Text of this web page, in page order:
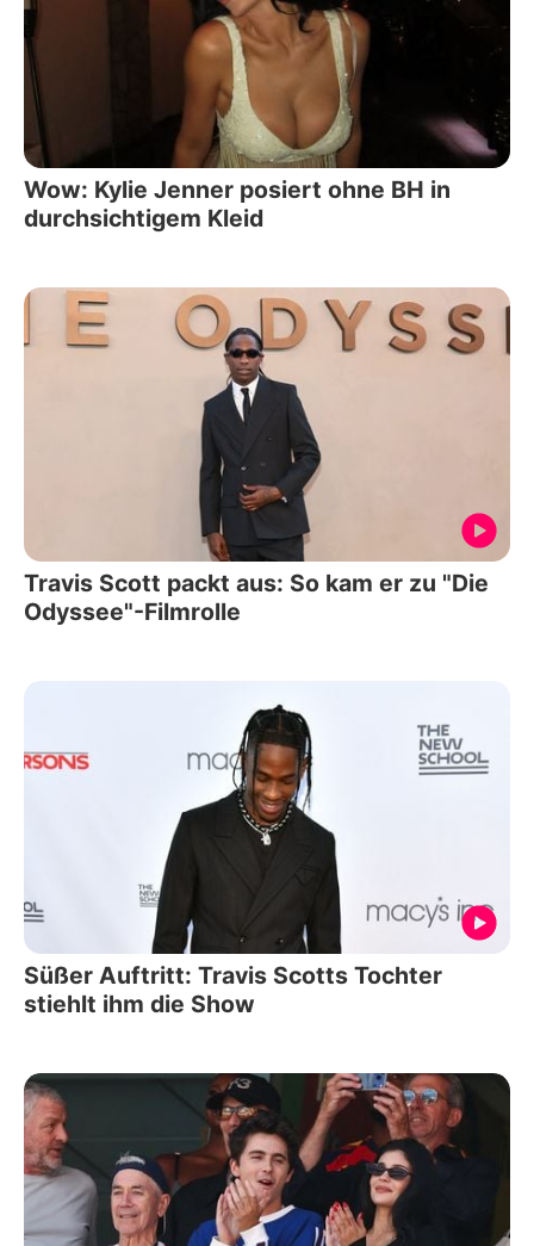
Wow: Kylie Jenner posiert ohne BH in
durchsichtigem Kleid
Travis Scott packt aus: So kam er zu "Die
Odyssee"-Filmrolle
Süßer Auftritt: Travis Scotts Tochter
stiehlt ihm die Show